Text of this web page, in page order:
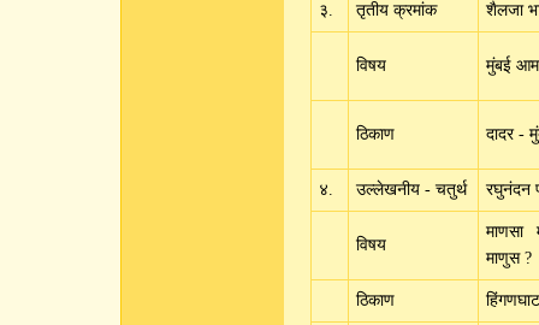
३. तृतीय क्रमांक शैलजा
विषय मुंबई
ठिकाण दादर -
४. उल्लेखनीय - चतुर्थ रघुनंदन
विषय
माणसा
माणुस ?
ठिकाण हिंगणघाट